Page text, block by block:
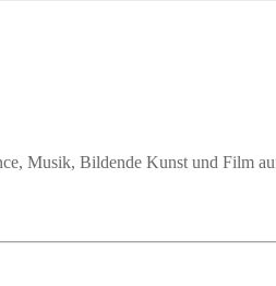
Musik, Bildende Kunst und Film